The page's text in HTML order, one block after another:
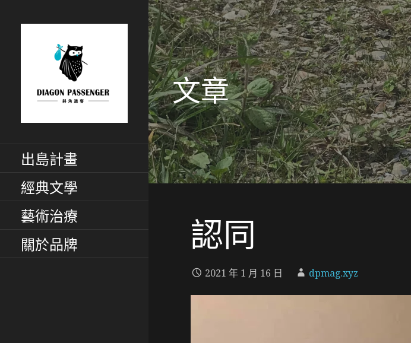
跳
至
主
要
內
容
慢活藝文媒體
出島計畫
經典文學
藝術治療
關於品牌
文章
認同
2021 年 1 月 16 日 dpmag.xyz